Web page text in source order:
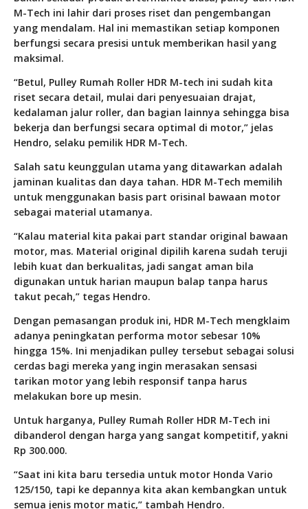
M-Tech ini lahir dari proses riset dan pengembangan
yang mendalam. Hal ini memastikan setiap komponen
berfungsi secara presisi untuk memberikan hasil yang
maksimal.
“Betul, Pulley Rumah Roller HDR M-tech ini sudah kita
riset secara detail, mulai dari penyesuaian drajat,
kedalaman jalur roller, dan bagian lainnya sehingga bisa
bekerja dan berfungsi secara optimal di motor,” jelas
Hendro, selaku pemilik HDR M-Tech.
Salah satu keunggulan utama yang ditawarkan adalah
jaminan kualitas dan daya tahan. HDR M-Tech memilih
untuk menggunakan basis part orisinal bawaan motor
sebagai material utamanya.
“Kalau material kita pakai part standar original bawaan
motor, mas. Material original dipilih karena sudah teruji
lebih kuat dan berkualitas, jadi sangat aman bila
digunakan untuk harian maupun balap tanpa harus
takut pecah,” tegas Hendro.
Dengan pemasangan produk ini, HDR M-Tech mengklaim
adanya peningkatan performa motor sebesar 10%
hingga 15%. Ini menjadikan pulley tersebut sebagai solusi
cerdas bagi mereka yang ingin merasakan sensasi
tarikan motor yang lebih responsif tanpa harus
melakukan bore up mesin.
Untuk harganya, Pulley Rumah Roller HDR M-Tech ini
dibanderol dengan harga yang sangat kompetitif, yakni
Rp 300.000.
“Saat ini kita baru tersedia untuk motor Honda Vario
125/150, tapi ke depannya kita akan kembangkan untuk
semua jenis motor matic,” tambah Hendro.